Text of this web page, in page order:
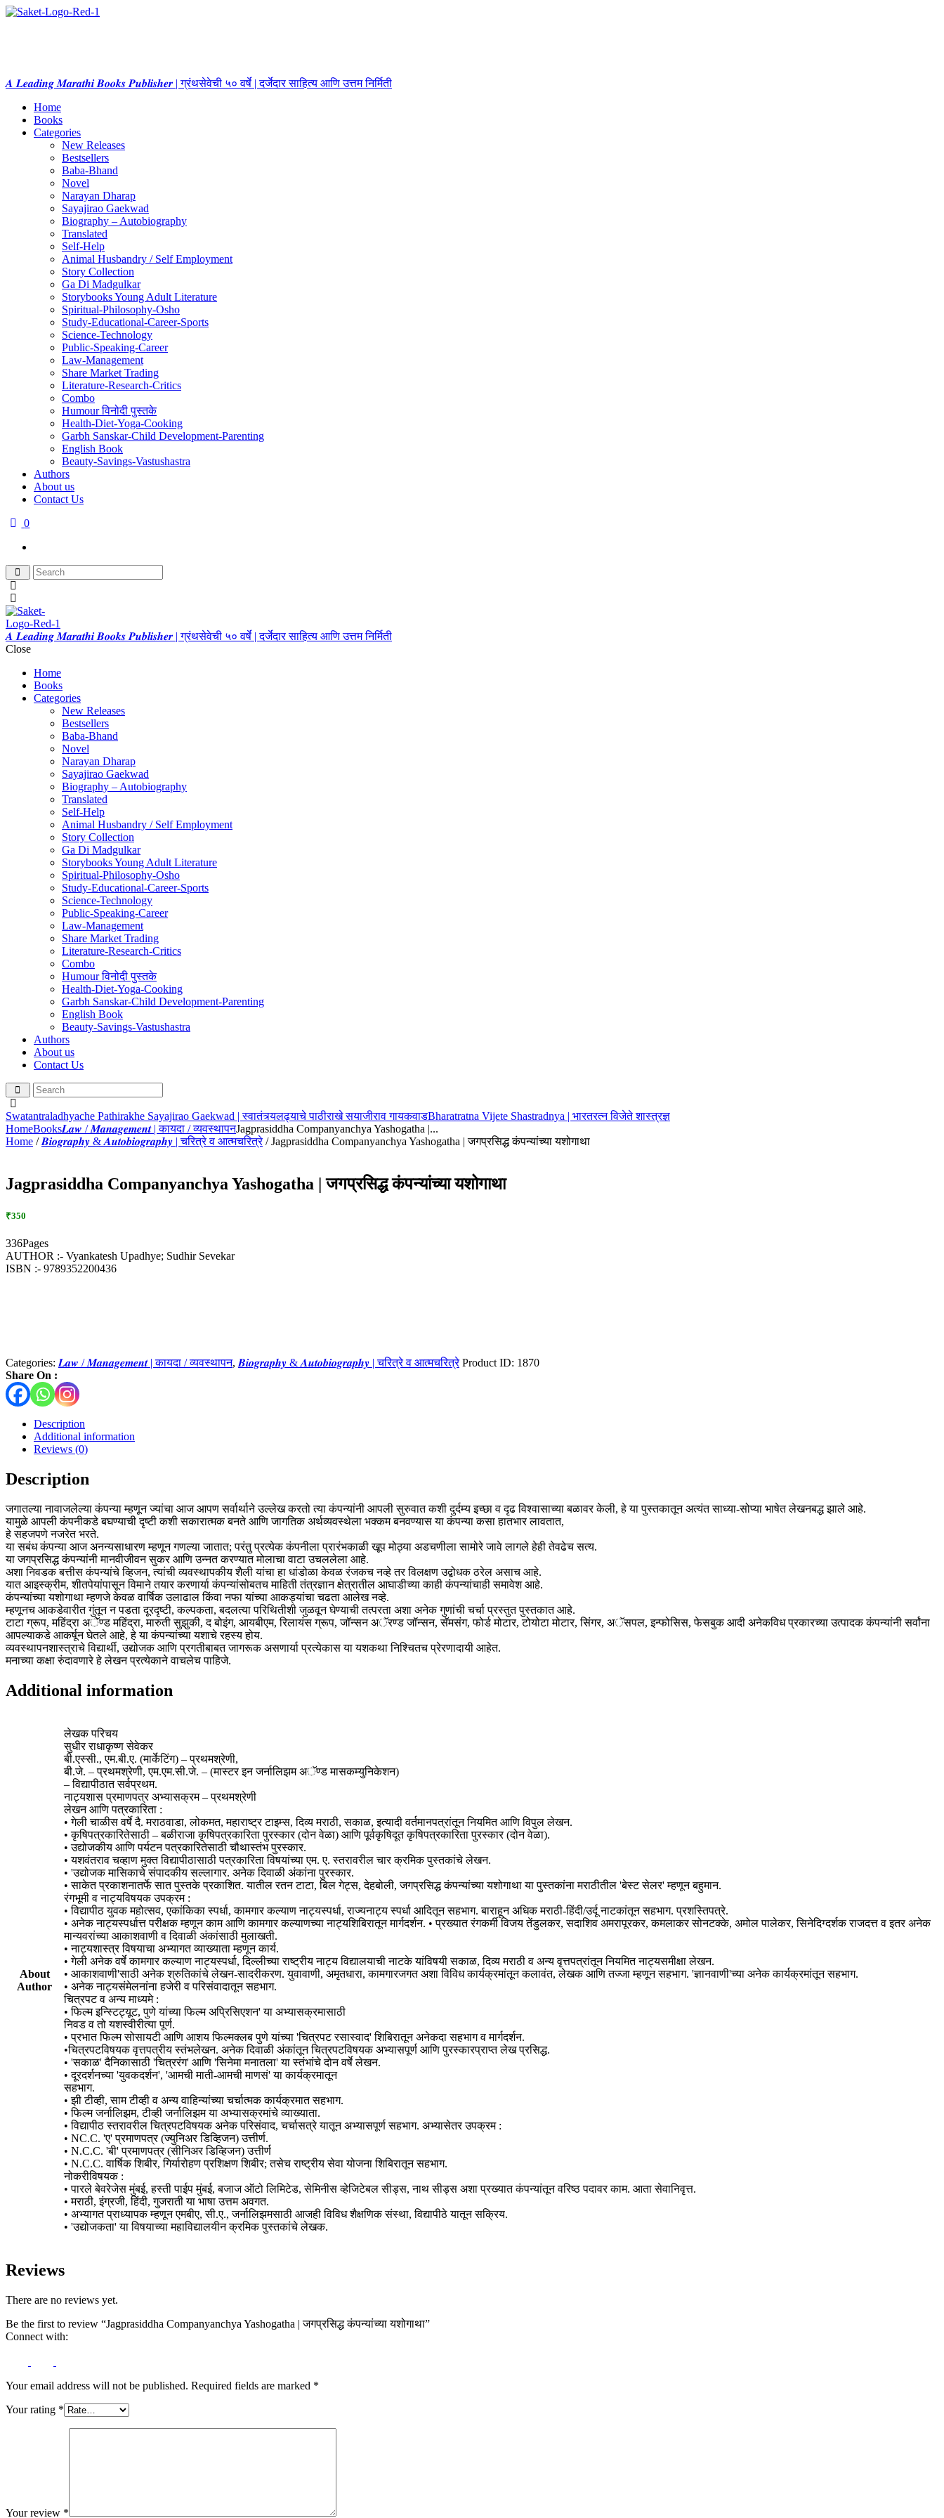
𝑨 𝑳𝒆𝒂𝒅𝒊𝒏𝒈 𝑴𝒂𝒓𝒂𝒕𝒉𝒊 𝑩𝒐𝒐𝒌𝒔 𝑷𝒖𝒃𝒍𝒊𝒔𝒉𝒆𝒓 | ग्रंथसेवेची ५० वर्षे | दर्जेदार साहित्य आणि उत्तम निर्मिती
Home
Books
Categories
New Releases
Bestsellers
Baba-Bhand
Novel
Narayan Dharap
Sayajirao Gaekwad
Biography – Autobiography
Translated
Self-Help
Animal Husbandry / Self Employment
Story Collection
Ga Di Madgulkar
Storybooks Young Adult Literature
Spiritual-Philosophy-Osho
Study-Educational-Career-Sports
Science-Technology
Public-Speaking-Career
Law-Management
Share Market Trading
Literature-Research-Critics
Combo
Humour विनोदी पुस्तके
Health-Diet-Yoga-Cooking
Garbh Sanskar-Child Development-Parenting
English Book
Beauty-Savings-Vastushastra
Authors
About us
Contact Us
0
𝑨 𝑳𝒆𝒂𝒅𝒊𝒏𝒈 𝑴𝒂𝒓𝒂𝒕𝒉𝒊 𝑩𝒐𝒐𝒌𝒔 𝑷𝒖𝒃𝒍𝒊𝒔𝒉𝒆𝒓 | ग्रंथसेवेची ५० वर्षे | दर्जेदार साहित्य आणि उत्तम निर्मिती
Close
Home
Books
Categories
New Releases
Bestsellers
Baba-Bhand
Novel
Narayan Dharap
Sayajirao Gaekwad
Biography – Autobiography
Translated
Self-Help
Animal Husbandry / Self Employment
Story Collection
Ga Di Madgulkar
Storybooks Young Adult Literature
Spiritual-Philosophy-Osho
Study-Educational-Career-Sports
Science-Technology
Public-Speaking-Career
Law-Management
Share Market Trading
Literature-Research-Critics
Combo
Humour विनोदी पुस्तके
Health-Diet-Yoga-Cooking
Garbh Sanskar-Child Development-Parenting
English Book
Beauty-Savings-Vastushastra
Authors
About us
Contact Us
Swatantraladhyache Pathirakhe Sayajirao Gaekwad | स्वातंत्र्यलढ्याचे पाठीराखे सयाजीराव गायकवाडBharatratna Vijete Shastradnya | भारतरत्न विजेते शास्त्रज्ञ
HomeBooks𝑳𝒂𝒘 / 𝑴𝒂𝒏𝒂𝒈𝒆𝒎𝒆𝒏𝒕 | कायदा / व्यवस्थापनJagprasiddha Companyanchya Yashogatha |...
Home /𝑩𝒊𝒐𝒈𝒓𝒂𝒑𝒉𝒚 & 𝑨𝒖𝒕𝒐𝒃𝒊𝒐𝒈𝒓𝒂𝒑𝒉𝒚 | चरित्रे व आत्मचरित्रे/ Jagprasiddha Companyanchya Yashogatha | जगप्रसिद्ध कंपन्यांच्या यशोगाथा
Jagprasiddha Companyanchya Yashogatha | जगप्रसिद्ध कंपन्यांच्या यशोगाथा
₹350
336Pages
AUTHOR :- Vyankatesh Upadhye; Sudhir Sevekar
ISBN :- 9789352200436
Categories: 𝑳𝒂𝒘 / 𝑴𝒂𝒏𝒂𝒈𝒆𝒎𝒆𝒏𝒕 | कायदा / व्यवस्थापन, 𝑩𝒊𝒐𝒈𝒓𝒂𝒑𝒉𝒚 & 𝑨𝒖𝒕𝒐𝒃𝒊𝒐𝒈𝒓𝒂𝒑𝒉𝒚 | चरित्रे व आत्मचरित्रे Product ID: 1870
Share On :
Description
Additional information
Reviews (0)
Description
जगातल्या नावाजलेल्या कंपन्या म्हणून ज्यांचा आज आपण सर्वार्थाने उल्लेख करतो त्या कंपन्यांनी आपली सुरुवात कशी दुर्दम्य इच्छा व दृढ विश्वासाच्या बळावर केली, हे या पुस्तकातून अत्यंत साध्या-सोप्या भाषेत लेखनबद्ध झाले आहे.
यामुळे आपली कंपनीकडे बघण्याची दृष्टी कशी सकारात्मक बनते आणि जागतिक अर्थव्यवस्थेला भक्कम बनवण्यास या कंपन्या कसा हातभार लावतात,
हे सहजपणे नजरेत भरते.
या सबंध कंपन्या आज अनन्यसाधारण म्हणून गणल्या जातात; परंतु प्रत्येक कंपनीला प्रारंभकाळी खूप मोठ्या अडचणीला सामोरे जावे लागले हेही तेवढेच सत्य.
या जगप्रसिद्ध कंपन्यांनी मानवीजीवन सुकर आणि उन्नत करण्यात मोलाचा वाटा उचललेला आहे.
अशा निवडक बत्तीस कंपन्यांचे व्हिजन, त्यांची व्यवस्थापकीय शैली यांचा हा धांडोळा केवळ रंजकच नव्हे तर विलक्षण उद्बोधक ठरेल असाच आहे.
यात आइस्क्रीम, शीतपेयांपासून विमाने तयार करणार्या कंपन्यांसोबतच माहिती तंत्रज्ञान क्षेत्रातील आघाडीच्या काही कंपन्यांचाही समावेश आहे.
कंपन्यांच्या यशोगाथा म्हणजे केवळ वार्षिक उलाढाल किंवा नफा यांच्या आकड्यांचा चढता आलेख नव्हे.
म्हणूनच आकडेवारीत गुंतून न पडता दूरदृष्टी, कल्पकता, बदलत्या परिथितीशी जुळवून घेण्याची तत्परता अशा अनेक गुणांची चर्चा प्रस्तुत पुस्तकात आहे.
टाटा ग्रूप, महिंद्रा अॅेण्ड महिंद्रा, मारुती सुझुकी, द बोइंग, आयबीएम, रिलायंस ग्रूप, जॉन्सन अॅरण्ड जॉन्सन, सॅमसंग, फोर्ड मोटार, टोयोटा मोटार, सिंगर, अॅसपल, इन्फोसिस, फेसबुक आदी अनेकविध प्रकारच्या उत्पादक कंपन्यांनी सर्वांना
आपल्याकडे आकर्षून घेतले आहे, हे या कंपन्यांच्या यशाचे रहस्य होय.
व्यवस्थापनशास्त्राचे विद्यार्थी, उद्योजक आणि प्रगतीबाबत जागरूक असणार्या प्रत्येकास या यशकथा निश्चितच प्रेरणादायी आहेत.
मनाच्या कक्षा रुंदावणारे हे लेखन प्रत्येकाने वाचलेच पाहिजे.
Additional information
About
Author
लेखक परिचय
सुधीर राधाकृष्ण सेवेकर
बी.एस्सी., एम.बी.ए. (मार्केटिंग) – प्रथमश्रेणी,
बी.जे. – प्रथमश्रेणी, एम.एम.सी.जे. – (मास्टर इन जर्नालिझम अॅण्ड मासकम्युनिकेशन)
– विद्यापीठात सर्वप्रथम.
नाट्यशास प्रमाणपत्र अभ्यासक्रम – प्रथमश्रेणी
लेखन आणि पत्रकारिता :
• गेली चाळीस वर्षे दै. मराठवाडा, लोकमत, महाराष्ट्र टाइम्स, दिव्य मराठी, सकाळ, इत्यादी वर्तमानपत्रांतून नियमित आणि विपुल लेखन.
• कृषिपत्रकारितेसाठी – बळीराजा कृषिपत्रकारिता पुरस्कार (दोन वेळा) आणि पूर्वकृषिदूत कृषिपत्रकारिता पुरस्कार (दोन वेळा).
• उद्योजकीय आणि पर्यटन पत्रकारितेसाठी चौथास्तंभ पुरस्कार.
• यशवंतराव चव्हाण मुक्त विद्यापीठासाठी पत्रकारिता विषयांच्या एम. ए. स्तरावरील चार क्रमिक पुस्तकांचे लेखन.
• 'उद्योजक मासिकाचे संपादकीय सल्लागार. अनेक दिवाळी अंकांना पुरस्कार.
• साकेत प्रकाशनातर्फे सात पुस्तके प्रकाशित. यातील रतन टाटा, बिल गेट्स, देहबोली, जगप्रसिद्ध कंपन्यांच्या यशोगाथा या पुस्तकांना मराठीतील 'बेस्ट सेलर' म्हणून बहुमान.
रंगभूमी व नाट्यविषयक उपक्रम :
• विद्यापीठ युवक महोत्सव, एकांकिका स्पर्धा, कामगार कल्याण नाट्यस्पर्धा, राज्यनाट्य स्पर्धा आदितून सहभाग. बाराहून अधिक मराठी-हिंदी/उर्दू नाटकांतून सहभाग. प्रशस्तिपत्रे.
• अनेक नाट्यस्पर्धात्त परीक्षक म्हणून काम आणि कामगार कल्याणच्या नाट्यशिबिरातून मार्गदर्शन. • प्रख्यात रंगकर्मी विजय तेंडुलकर, सदाशिव अमरापूरकर, कमलाकर सोनटक्के, अमोल पालेकर, सिनेदिग्दर्शक राजदत्त व इतर अनेक
मान्यवरांच्या आकाशवाणी व दिवाळी अंकांसाठी मुलाखती.
• नाट्यशास्त्र विषयाचा अभ्यागत व्याख्याता म्हणून कार्य.
• गेली अनेक वर्षे कामगार कल्याण नाट्यस्पर्धा, दिल्लीच्या राष्ट्रीय नाट्य विद्यालयाची नाटके यांविषयी सकाळ, दिव्य मराठी व अन्य वृत्तपत्रांतून नियमित नाट्यसमीक्षा लेखन.
• आकाशवाणी'साठी अनेक श्रुतिकांचे लेखन-सादरीकरण. युवावाणी, अमृतधारा, कामगारजगत अशा विविध कार्यक्रमांतून कलावंत, लेखक आणि तज्जा म्हणून सहभाग. 'ज्ञानवाणी'च्या अनेक कार्यक्रमांतून सहभाग.
• अनेक नाट्यसंमेलनांना हजेरी व परिसंवादातून सहभाग.
चित्रपट व अन्य माध्यमे :
• फिल्म इन्स्टिट्यूट, पुणे यांच्या फिल्म अप्रिसिएशन' या अभ्यासक्रमासाठी
निवड व तो यशस्वीरीत्या पूर्ण.
• प्रभात फिल्म सोसायटी आणि आशय फिल्मक्लब पुणे यांच्या 'चित्रपट रसास्वाद' शिबिरातून अनेकदा सहभाग व मार्गदर्शन.
•चित्रपटविषयक वृत्तपत्रीय स्तंभलेखन. अनेक दिवाळी अंकांतून चित्रपटविषयक अभ्यासपूर्ण आणि पुरस्कारप्राप्त लेख प्रसिद्ध.
• 'सकाळ' दैनिकासाठी 'चित्ररंग' आणि 'सिनेमा मनातला' या स्तंभांचे दोन वर्षे लेखन.
• दूरदर्शनच्या 'युवकदर्शन', 'आमची माती-आमची माणसं' या कार्यक्रमातून
सहभाग.
• झी टीव्ही, साम टीव्ही व अन्य वाहिन्यांच्या चर्चात्मक कार्यक्रमात सहभाग.
• फिल्म जर्नालिझम, टीव्ही जर्नालिझम या अभ्यासक्रमांचे व्याख्याता.
• विद्यापीठ स्तरावरील चित्रपटविषयक अनेक परिसंवाद, चर्चासत्रे यातून अभ्यासपूर्ण सहभाग. अभ्यासेतर उपक्रम :
• NC.C. 'ए' प्रमाणपत्र (ज्युनिअर डिव्हिजन) उत्तीर्ण.
• N.C.C. 'बी' प्रमाणपत्र (सीनिअर डिव्हिजन) उत्तीर्ण
• N.C.C. वार्षिक शिबीर, गिर्यारोहण प्रशिक्षण शिबीर; तसेच राष्ट्रीय सेवा योजना शिबिरातून सहभाग.
नोकरीविषयक :
• पारले बेवरेजेस मुंबई, हस्ती पाईप मुंबई, बजाज ऑटो लिमिटेड, सेमिनीस व्हेजिटेबल सीड्स, नाथ सीड्स अशा प्रख्यात कंपन्यांतून वरिष्ठ पदावर काम. आता सेवानिवृत्त.
• मराठी, इंग्रजी, हिंदी, गुजराती या भाषा उत्तम अवगत.
• अभ्यागत प्राध्यापक म्हणून एमबीए, सी.ए., जर्नालिझमसाठी आजही विविध शैक्षणिक संस्था, विद्यापीठे यातून सक्रिय.
• 'उद्योजकता' या विषयाच्या महाविद्यालयीन क्रमिक पुस्तकांचे लेखक.
Reviews
There are no reviews yet.
Be the first to review “Jagprasiddha Companyanchya Yashogatha | जगप्रसिद्ध कंपन्यांच्या यशोगाथा”
Connect with:
Your email address will not be published. Required fields are marked *
Your rating *
Your review *